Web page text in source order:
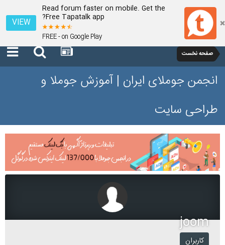
Read forum faster on mobile. Get the
Free Tapatalk app?
FREE - on Google Play
VIEW
صفحه نخست
انجمن جوملای ایران | آموزش جوملا و
طراحی سایت
joom
کاربران